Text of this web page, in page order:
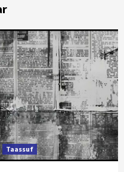
Taassuf